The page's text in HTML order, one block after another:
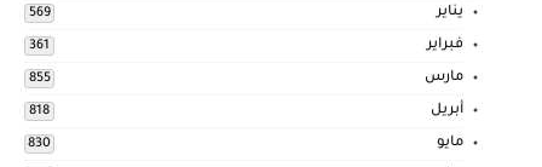
يناير 569
فبراير 361
مارس 855
أبريل 818
مايو 830